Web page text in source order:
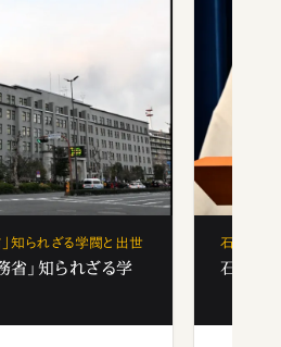
知られざる学閥と出世
省」知られざる学
石破茂、
石破茂